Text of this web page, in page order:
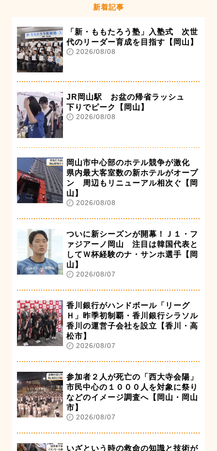
新着記事
「新・ももたろう塾」入塾式 次世
代のリーダー育成を目指す【岡山】
2026/08/08
JR岡山駅 お盆の帰省ラッシュ
下りでピーク【岡山】
2026/08/08
岡山市中心部のホテル競争が激化
県内最大客室数の新ホテルがオープ
ン 周辺もリニューアル相次ぐ【岡
山】
2026/08/08
ついに新シーズンが開幕！Ｊ１・フ
ァジアーノ岡山 注目は韓国代表と
してＷ杯経験のナ・サンホ選手【岡
山】
2026/08/07
香川銀行がハンドボール「リーグ
Ｈ」昨季初制覇・香川銀行シラソル
香川の運営子会社を設立【香川・高
松市】
2026/08/07
参加者２人が死亡の「西大寺会陽」
市民中心の１０００人を対象に祭り
などのイメージ調査へ【岡山・岡山
市】
2026/08/07
いざという時の救命の知識と技術が